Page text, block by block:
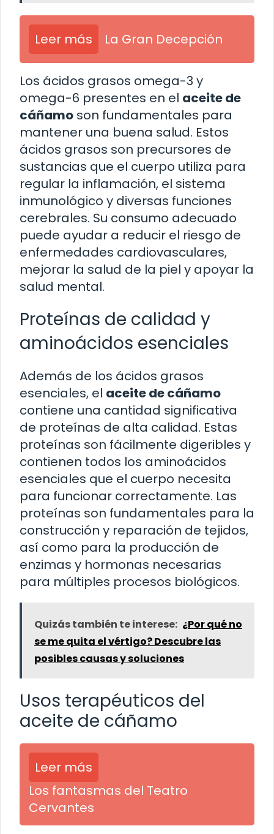
Leer más La Gran Decepción
Los ácidos grasos omega-3 y
omega-6 presentes en el aceite de
cáñamo son fundamentales para
mantener una buena salud. Estos
ácidos grasos son precursores de
sustancias que el cuerpo utiliza para
regular la inflamación, el sistema
inmunológico y diversas funciones
cerebrales. Su consumo adecuado
puede ayudar a reducir el riesgo de
enfermedades cardiovasculares,
mejorar la salud de la piel y apoyar la
salud mental.
Proteínas de calidad y
aminoácidos esenciales
Además de los ácidos grasos
esenciales, el aceite de cáñamo
contiene una cantidad significativa
de proteínas de alta calidad. Estas
proteínas son fácilmente digeribles y
contienen todos los aminoácidos
esenciales que el cuerpo necesita
para funcionar correctamente. Las
proteínas son fundamentales para la
construcción y reparación de tejidos,
así como para la producción de
enzimas y hormonas necesarias
para múltiples procesos biológicos.
Quizás también te interese: ¿Por qué no
se me quita el vértigo? Descubre las
posibles causas y soluciones
Usos terapéuticos del
aceite de cáñamo
Leer más
Los fantasmas del Teatro
Cervantes